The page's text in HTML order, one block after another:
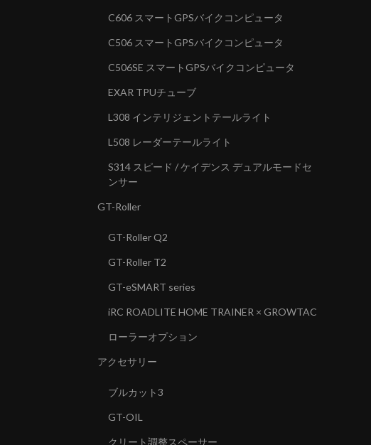
C606 スマートGPSバイクコンピュータ
C506 スマートGPSバイクコンピュータ
C506SE スマートGPSバイクコンピュータ
EXAR TPUチューブ
L308 インテリジェントテールライト
L508 レーダーテールライト
S314 スピード / ケイデンス デュアルモードセ
ンサー
GT-Roller
GT-Roller Q2
GT-Roller T2
GT-eSMART series
iRC ROADLITE HOME TRAINER × GROWTAC
ローラーオプション
アクセサリー
ブルカット3
GT-OIL
クリート調整スペーサー